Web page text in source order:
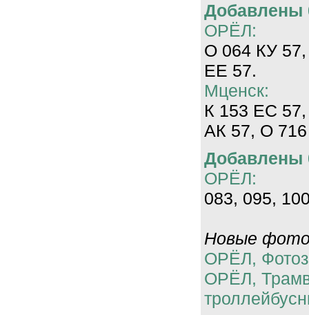
Добавлены
ОРЁЛ:
О 064 КУ
ЕЕ 57.
Мценск:
К 153 ЕС
АК 57, О
Добавлены
ОРЁЛ:
083, 095,
Новые
ОРЁЛ,
ОРЁЛ,